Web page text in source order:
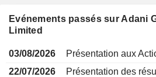
Evénements passés sur Adani
Limited
03/08/2026
Présentation aux
22/07/2026
Présentation des